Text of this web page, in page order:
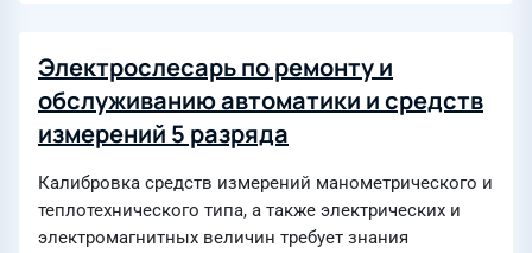
Электрослесарь по ремонту и
обслуживанию автоматики и средств
измерений 5 разряда
Калибровка средств измерений манометрического и
теплотехнического типа, а также электрических и
электромагнитных величин требует знания